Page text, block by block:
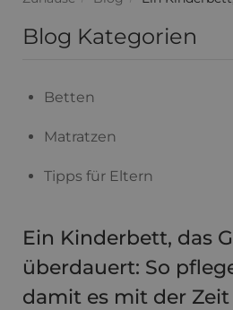
Blog Kategorien
Betten
Matratzen
Tipps für Eltern
Ein Kinderbett, das
überdauert: So
damit es mit der